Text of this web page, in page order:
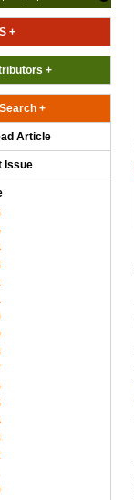
+
+
+
Article
Issue